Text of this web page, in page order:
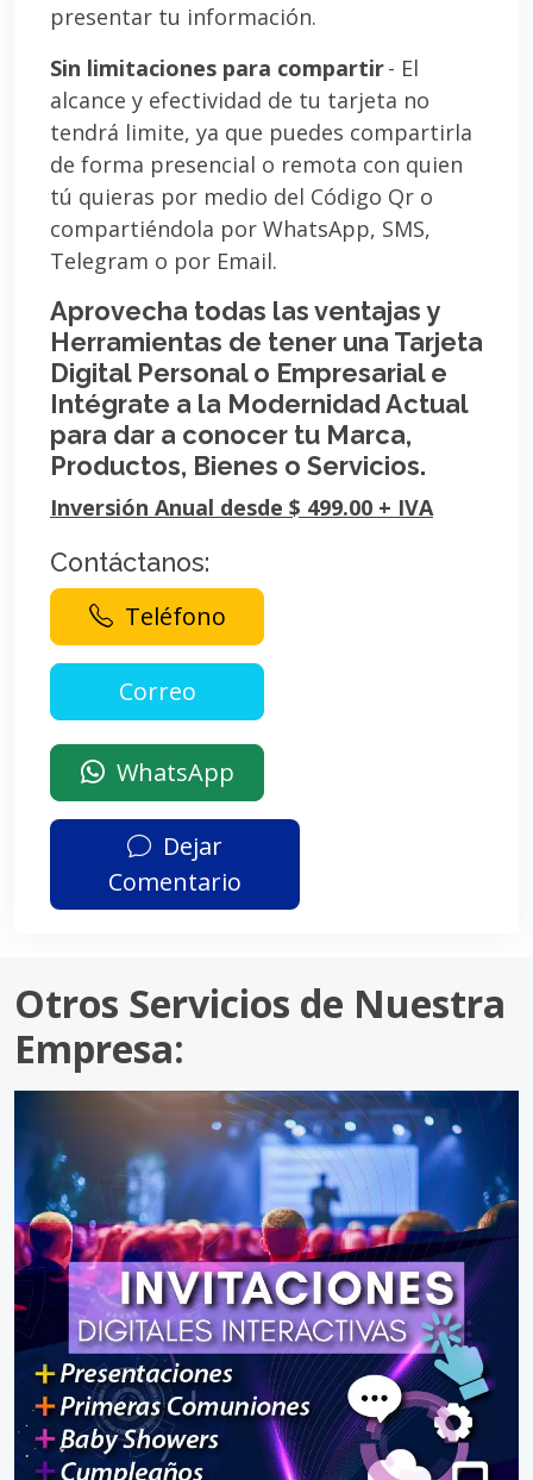
presentar tu información.
Sin limitaciones para compartir- El
alcance y efectividad de tu tarjeta no
tendrá limite, ya que puedes compartirla
de forma presencial o remota con quien
tú quieras por medio del Código Qr o
compartiéndola por WhatsApp, SMS,
Telegram o por Email.
Aprovecha todas las ventajas y
Herramientas de tener una Tarjeta
Digital Personal o Empresarial e
Intégrate a la Modernidad Actual
para dar a conocer tu Marca,
Productos, Bienes o Servicios.
Inversión Anual desde $ 499.00 + IVA
Contáctanos:
Teléfono
WhatsApp
Dejar
Comentario
Otros Servicios de Nuestra
Empresa: